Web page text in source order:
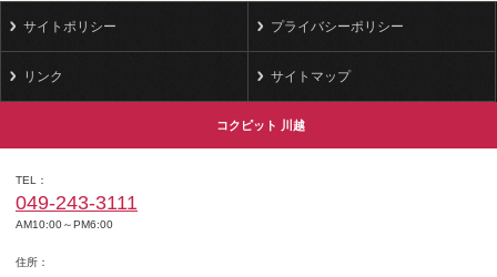
サイトポリシー プライバシーポリシー
リンク サイトマップ
コクピット 川越
TEL
049-243-3111
AM10:00～PM6:00
住所